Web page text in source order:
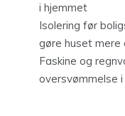
i hjemmet
Isolering før
gøre huset
Faskine og
oversvømmelse i